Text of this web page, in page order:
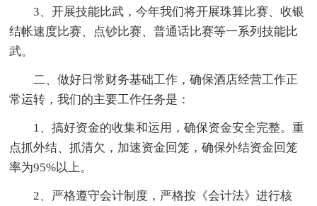
3、开展技能比武，今年我们将开展珠算比赛、收银
结帐速度比赛、点钞比赛、普通话比赛等一系列技能比
武。
二、做好日常财务基础工作，确保酒店经营工作正
常运转，我们的主要工作任务是：
1、搞好资金的收集和运用，确保资金安全完整。重
点抓外结、抓清欠，加速资金回笼，确保外结资金回笼
率为95%以上。
2、严格遵守会计制度，严格按《会计法》进行核